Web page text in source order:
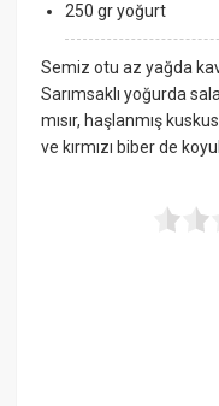
250 gr yoğurt
Semiz otu az yağda
Sarımsaklı yoğurda
mısır, haşlanmış
ve kırmızı biber de